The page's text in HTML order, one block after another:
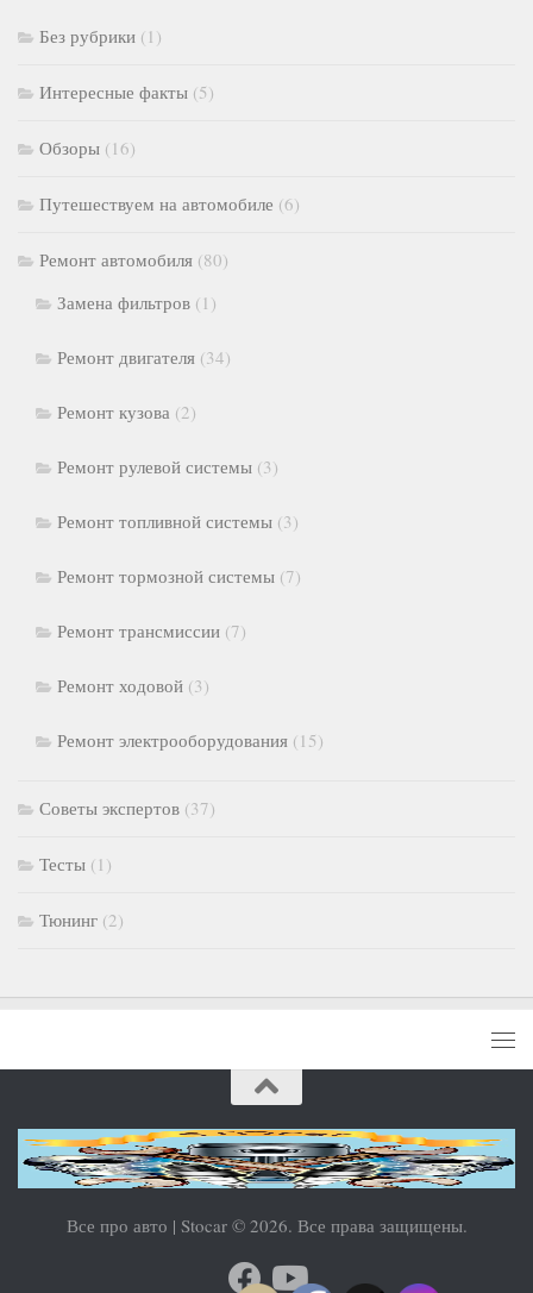
Без рубрики (1)
Интересные факты (5)
Обзоры (16)
Путешествуем на автомобиле (6)
Ремонт автомобиля (80)
Замена фильтров (1)
Ремонт двигателя (34)
Ремонт кузова (2)
Ремонт рулевой системы (3)
Ремонт топливной системы (3)
Ремонт тормозной системы (7)
Ремонт трансмиссии (7)
Ремонт ходовой (3)
Ремонт электрооборудования (15)
Советы экспертов (37)
Тесты (1)
Тюнинг (2)
Все про авто | Stocar © 2026. Все права защищены.